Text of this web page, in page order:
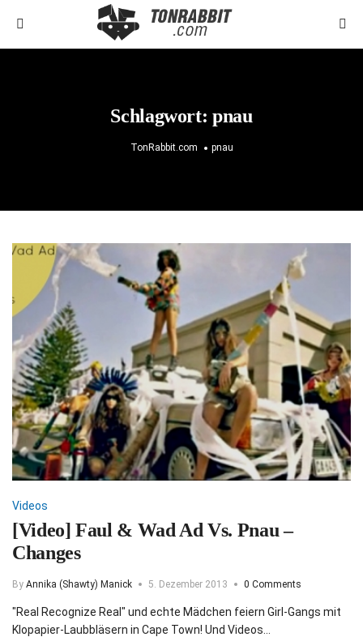
Schlagwort:pnau
TonRabbit.com pnau
Videos
[Video] Faul & Wad Ad Vs. Pnau –
Changes
By Annika (Shawty) Manick 5. Dezember 2013 0 Comments
"Real Recognize Real" und echte Mädchen feiern Girl-Gangs mit
Klopapier-Laubbläsern in Cape Town! Und Videos…